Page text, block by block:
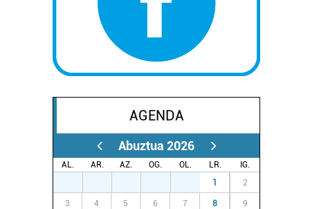
AGENDA
Abuztua 2026
AL. AR. AZ. OG. OL. LR.
IG.
1 2
3 4 5 6 7 8 9